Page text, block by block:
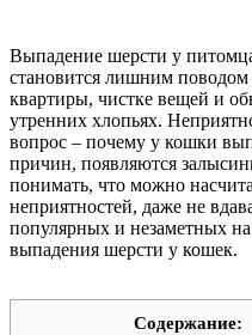
Выпадение шерсти у
становится лишним поводом
квартиры, чистке вещей и
утренних хлопьях.
вопрос – почему у кошки
причин, появляются
понимать, что можно
неприятностей, даже не
популярных и незаметных
выпадения шерсти у кошек.
Содержание: